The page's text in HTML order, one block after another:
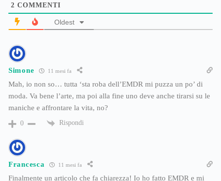
2 COMMENTI
Oldest
Simone 11 mesi fa
Mah, io non so… tutta ‘sta roba dell’EMDR mi puzza un po’ di
moda. Va bene l’arte, ma poi alla fine uno deve anche tirarsi su le
maniche e affrontare la vita, no?
0 Rispondi
Francesca 11 mesi fa
Finalmente un articolo che fa chiarezza! Io ho fatto EMDR e mi